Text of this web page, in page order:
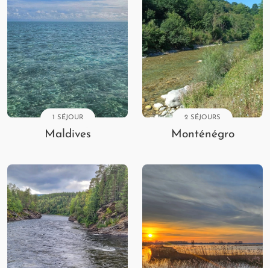
1 SÉJOUR
Maldives
2 SÉJOURS
Monténégro